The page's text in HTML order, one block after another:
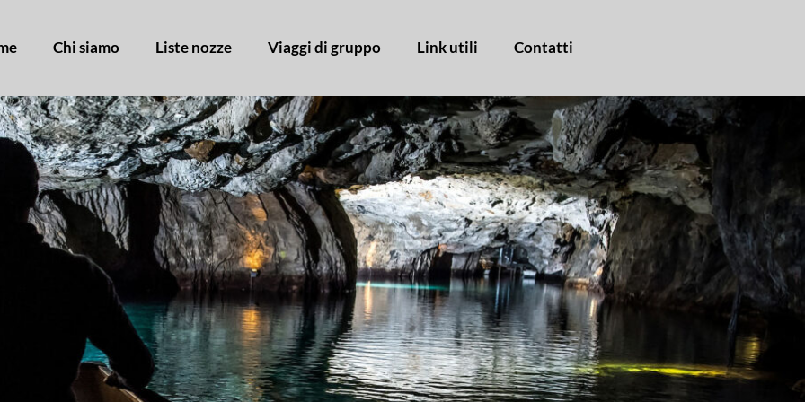
Chi siamo Liste nozze Viaggi di gruppo Link utili Contatti